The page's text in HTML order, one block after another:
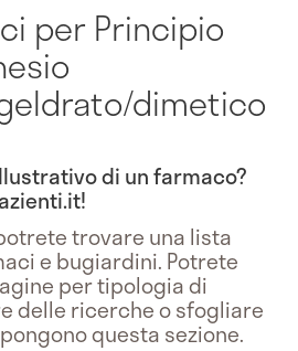
per Principio
dimetico
di un farmaco?
trovare una lista
e bugiardini. Potrete
per tipologia di
delle ricerche o sfogliare
questa sezione.